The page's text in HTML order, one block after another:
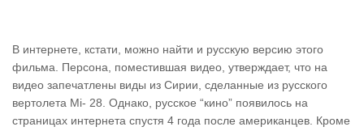
В интернете, кстати, можно найти и русскую версию этого
фильма. Персона, поместившая видео, утверждает, что на
видео запечатлены виды из Сирии, сделанные из русского
вертолета Mi- 28. Однако, русское “кино” появилось на
страницах интернета спустя 4 года после американцев. Кроме